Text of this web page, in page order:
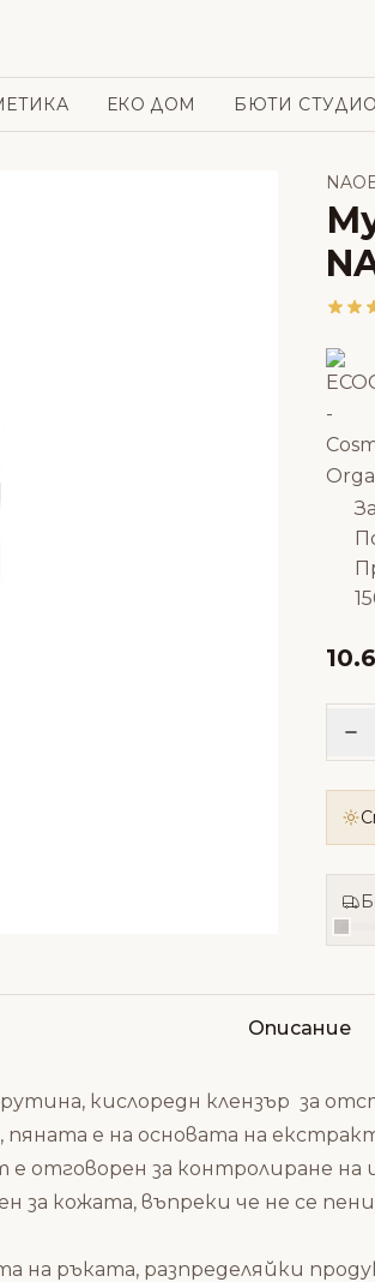
ЕКО ДОМ БЮТИ СТУДИО
Описание
кислоредн клензър за
пяната е на основата на
отговорен за контролиране
за кожата, въпреки че не се
на ръката, разпределяйки